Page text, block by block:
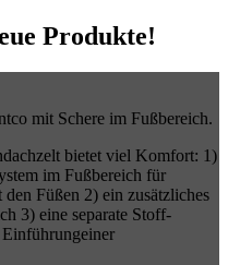
Produkte!
mit Schere im Fußbereich.
bietet viel Komfort: 1)
im Fußbereich für
Füßen 2) ein zusätzliches
3) eine separate Stoff-